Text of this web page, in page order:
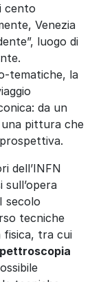
cento
Venezia
luogo di
tematiche, la
da un
pittura che
dell’INFN
secolo
tecniche
fisica, tra cui